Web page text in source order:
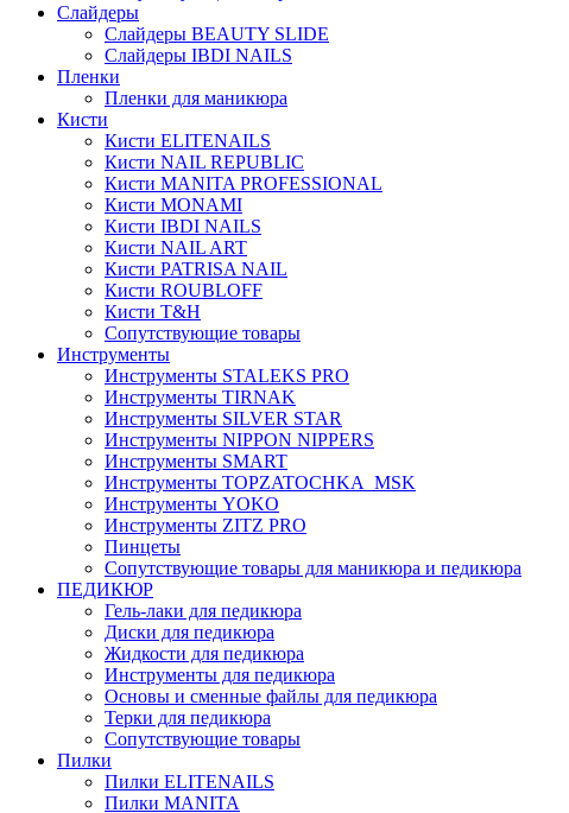
Слайдеры
Слайдеры BEAUTY SLIDE
Слайдеры IBDI NAILS
Пленки
Пленки для маникюра
Кисти
Кисти ELITENAILS
Кисти NAIL REPUBLIC
Кисти MANITA PROFESSIONAL
Кисти MONAMI
Кисти IBDI NAILS
Кисти NAIL ART
Кисти PATRISA NAIL
Кисти ROUBLOFF
Кисти T&H
Сопутствующие товары
Инструменты
Инструменты STALEKS PRO
Инструменты TIRNAK
Инструменты SILVER STAR
Инструменты NIPPON NIPPERS
Инструменты SMART
Инструменты TOPZATOCHKA_MSK
Инструменты YOKO
Инструменты ZITZ PRO
Пинцеты
Сопутствующие товары для маникюра и педикюра
ПЕДИКЮР
Гель-лаки для педикюра
Диски для педикюра
Жидкости для педикюра
Инструменты для педикюра
Основы и сменные файлы для педикюра
Терки для педикюра
Сопутствующие товары
Пилки
Пилки ELITENAILS
Пилки MANITA